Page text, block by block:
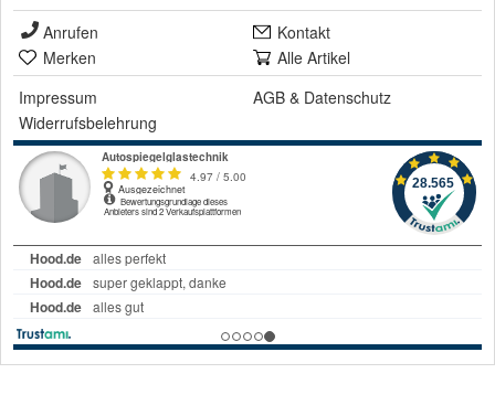
Anrufen
Kontakt
Merken
Alle Artikel
Impressum
AGB & Datenschutz
Widerrufsbelehrung